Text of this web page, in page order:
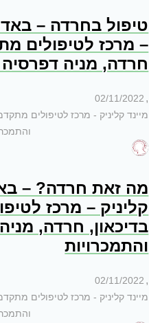
טיפול בחרדה –
– מרכז לטיפולים
חרדה, מניה דפרסיה
02/11/2022 ,
מיינד קליניק - מרכז לטיפולים
מה זאת חרדה? –
קליניק – מרכז
בדיכאון, חרדה,
והתמכרויות
02/11/2022 ,
מיינד קליניק - מרכז לטיפולים